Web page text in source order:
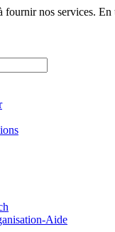
fournir nos services.
Aide